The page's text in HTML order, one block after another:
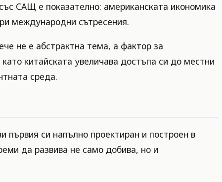
САЩ е показателно: американската икономика
международни сътресения.
не е абстрактна тема, а фактор за
китайската увеличава достъпа си до местни
среда.
първия си напълно проектиран и построен в
да развива не само добива, но и